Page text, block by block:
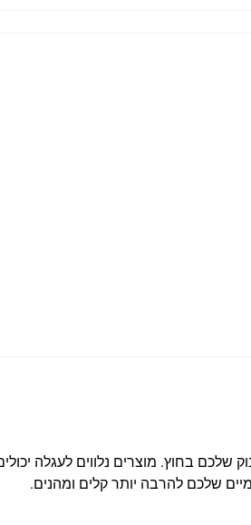
בחוץ. מוצרים נלווים לעגלה
שלכם להרבה יותר קלים ומהנים.